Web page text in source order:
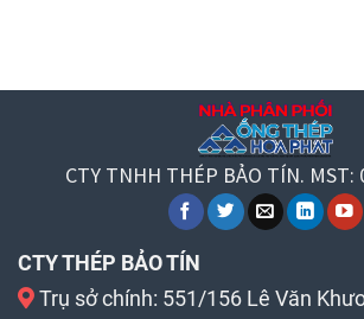
CTY TNHH THÉP BẢO TÍN. MST:
CTY THÉP BẢO TÍN
Trụ sở chính: 551/156 Lê Văn